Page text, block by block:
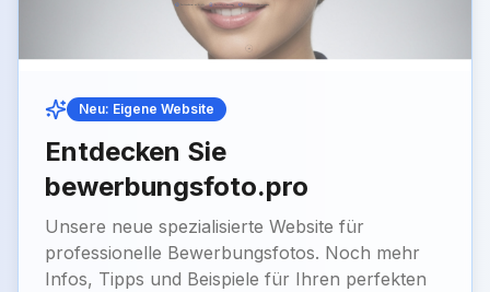
Neu: Eigene Website
Entdecken Sie
bewerbungsfoto.pro
Unsere neue spezialisierte Website für
professionelle Bewerbungsfotos. Noch mehr
Infos, Tipps und Beispiele für Ihren perfekten